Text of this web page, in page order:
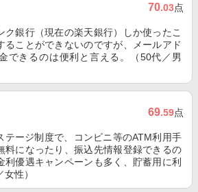
70.03点
ク銀行（現在の楽天銀行）しか使ったこ
ることができないのですが、メールアド
できるのは便利と言える。（50代／男
69.59点
テージ制度で、コンビニ等のATM利用手
料になったり、振込先情報登録できるの
利優遇キャンペーンも多く、貯蓄用に利
性）